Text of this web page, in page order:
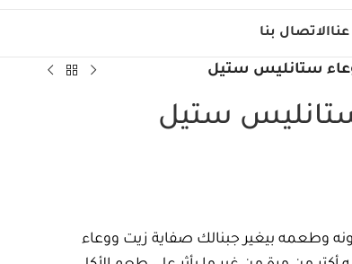
الاتصال بنا
ستانليس ستيل
ستيل
وطعمه بيغير جبنالك صفاية زيت ووعاء